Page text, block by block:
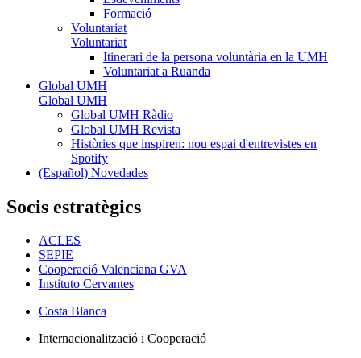
Formació
Voluntariat
Voluntariat
Itinerari de la persona voluntària en la UMH
Voluntariat a Ruanda
Global UMH
Global UMH
Global UMH Ràdio
Global UMH Revista
Històries que inspiren: nou espai d'entrevistes en
Spotify
(Español) Novedades
Socis estratègics
ACLES
SEPIE
Cooperació Valenciana GVA
Instituto Cervantes
Costa Blanca
Internacionalització i Cooperació